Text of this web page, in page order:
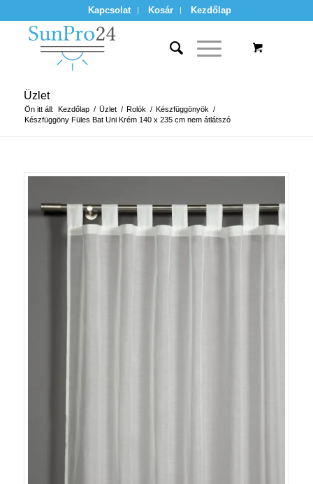
Kapcsolat Kosár Kezdőlap
Üzlet
Ön itt áll: Kezdőlap / Üzlet / Rolók / Készfüggönyök /
Készfüggöny Füles Bat Uni Krém 140 x 235 cm nem átlátszó